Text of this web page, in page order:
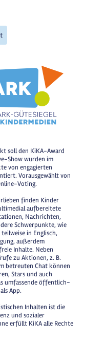
soll den KiKA-Award
Show wurden im
von engagierten
Vorausgewählt von
Voting.
finden Kinder
aufbereitete
Nachrichten,
Schwerpunkte, wie
in Englisch,
außerdem
Inhalte. Neben
zu Aktionen, z. B.
betreuten Chat können
Stars und auch
umfassende öffentlich-
App.
Inhalten ist die
und sozialer
erfüllt KiKA alle Rechte